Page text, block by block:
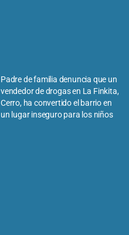
Padre de familia denuncia que un
vendedor de drogas en La Finkita,
Cerro, ha convertido el barrio en
un lugar inseguro para los niños